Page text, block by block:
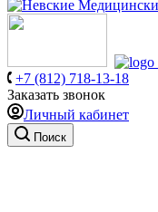
+7 (812) 718-13-18
Заказать звонок
Личный кабинет
Поиск